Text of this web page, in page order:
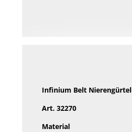
Infinium Belt Nierengürtel
Art. 32270
Material